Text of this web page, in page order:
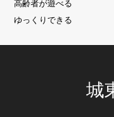
高齢者が遊べる
ゆっくりできる
城